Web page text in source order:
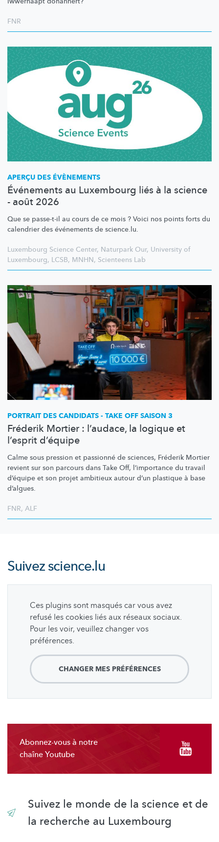
FNR
APERÇU DES ÉVÈNEMENTS
Événements au Luxembourg liés à la science
- août 2026
Que se passe-t-il au cours de ce mois ? Voici nos points forts du
calendrier des événements de science.lu.
Luxembourg Science Center, Naturpark Our, University of
Luxembourg, LCSB, MNHN, Scienteens Lab
PORTRAIT DES CANDIDATS - TAKE OFF SAISON 3
Fréderik Mortier : l’audace, la logique et
l’esprit d’équipe
Calme sous pression et passionné de sciences, Fréderik Mortier
revient sur son parcours dans Take Off, l’importance du travail
d’équipe et son projet ambitieux autour d’un plastique à base
d’algues.
FNR, ALF
Suivezscience.lu
Ces plugins sont masqués car vous avez
refusé les cookies liés aux réseaux sociaux.
Pour les voir, veuillez changer vos
préférences.
CHANGER MES PRÉFÉRENCES
Abonnez-vous à notre
chaîne Youtube
Suivez le monde de la science et de
la recherche au Luxembourg